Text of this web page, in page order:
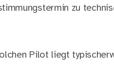
zu
Pilot liegt